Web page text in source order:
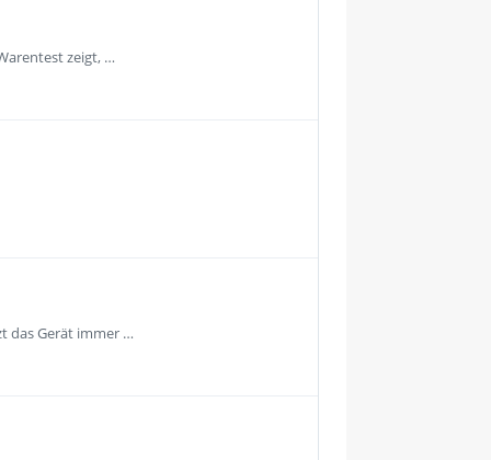
zeigt, …
das Gerät immer …